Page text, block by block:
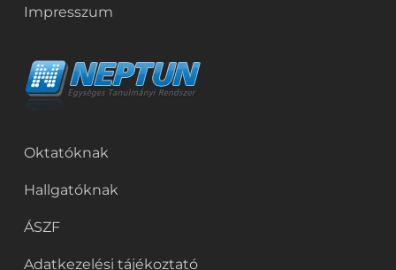
Impresszum
Oktatóknak
Hallgatóknak
ÁSZF
Adatkezelési tájékoztató